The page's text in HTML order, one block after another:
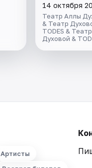
14 октября
Театр Аллы
& Театр
TODES &
Духовой &
Артисты